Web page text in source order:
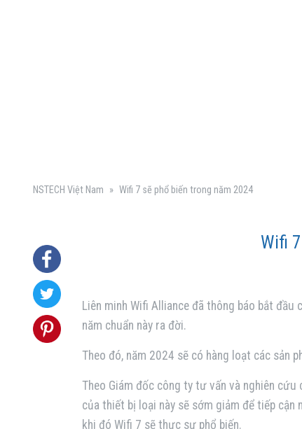
NSTECH Việt Nam » Wifi 7 sẽ phổ biến trong năm 2024
Wifi
Liên minh Wifi Alliance đã thông báo bắt
năm chuẩn này ra đời.
Theo đó, năm 2024 sẽ có hàng loạt các sản
Theo Giám đốc công ty tư vấn và nghiên
của thiết bị loại này sẽ sớm giảm để tiếp
khi đó Wifi 7 sẽ thực sự phổ biến.